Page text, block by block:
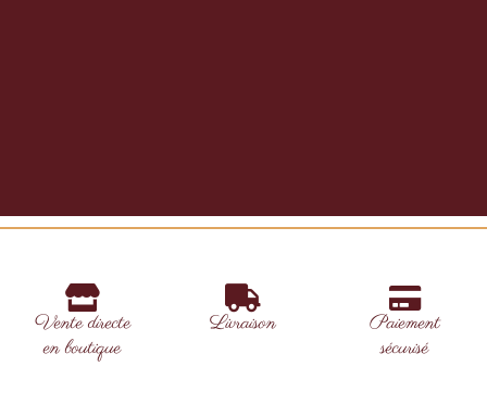
Vente directe
en boutique
Livraison
Paiement
sécurisé